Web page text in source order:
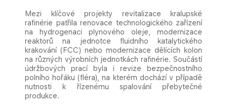
Mezi klíčové projekty revitalizace kralupské
rafinérie patřila renovace technologického zařízení
na hydrogenaci plynového oleje, modernizace
reaktorů na jednotce fluidního katalytického
krakování (FCC) nebo modernizace dělících kolon
na různých výrobních jednotkách rafinérie. Součástí
údržbových prací byla i revize bezpečnostního
polního hořáku (fléra), na kterém dochází v případě
nutnosti k řízenému spalování přebytečné
produkce.